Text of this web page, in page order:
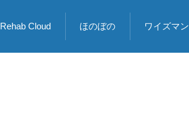
Rehab Cloud ほのぼの ワイズマン